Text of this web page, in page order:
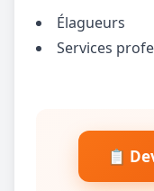
Élagueurs
Services
📋